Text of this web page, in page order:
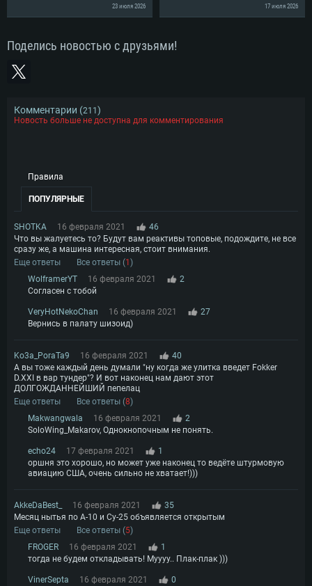
выше, Radeon RX 570 и выше
Место на жестком диске: 75.9 Гб
Место на жестком диске: 75.9 Гб
Видеокарта: NVIDIA GeForce 1060 со свежими проприетарными
Vulkan
23 июля 2026
17 июля 2026
Поделись новостью с друзьями!
Комментарии (211 )
Новость больше не доступна для комментирования
Правила
ПОПУЛЯРНЫЕ
SHOTKA 16 февраля 2021
46
Что вы жалуетесь то? Будут вам реактивы топовые, подождите, не все
сразу же, а машина интересная, стоит внимания.
Еще ответы
Все ответы (1 )
WolframerYT
16 февраля 2021
2
Согласен с тобой
VeryHotNekoChan 16 февраля 2021
27
Вернись в палату шизоид)
Ko3a_PoraTa9 16 февраля 2021
40
А вы тоже каждый день думали "ну когда же улитка введет Fokker
D.XXI в вар тундер"? И вот наконец нам дают этот
ДОЛГОЖДАННЕЙШИЙ пепелац
Еще ответы
Все ответы (8)
Makwangwala
16 февраля 2021
2
SoloWing_Makarov, Однокнопочным не понять.
echo24 17 февраля 2021
1
оршня это хорошо, но может уже наконец то ведёте штурмовую
авиацию США, очень сильно не хватает!)))
AkkeDaBest_ 16 февраля 2021
35
Месяц нытья по А-10 и Су-25 объявляется открытым
Еще ответы
Все ответы (5)
FROGER
16 февраля 2021
1
тогда не будем откладывать! Муууу.. Плак-плак )))
VinerSepta 16 февраля 2021
0